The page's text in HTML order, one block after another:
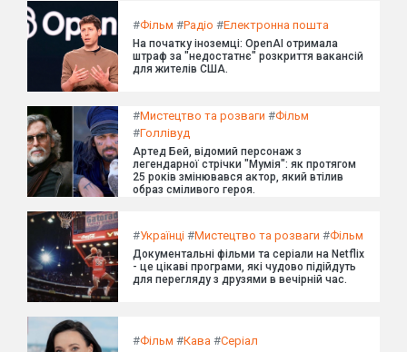
#Фільм #Радіо #Електронна пошта
На початку іноземці: OpenAI отримала
штраф за "недостатнє" розкриття вакансій
для жителів США.
#Мистецтво та розваги #Фільм
#Голлівуд
Артед Бей, відомий персонаж з
легендарної стрічки "Мумія": як протягом
25 років змінювався актор, який втілив
образ сміливого героя.
#Українці #Мистецтво та розваги #Фільм
Документальні фільми та серіали на Netflix
- це цікаві програми, які чудово підійдуть
для перегляду з друзями в вечірній час.
#Фільм #Кава #Серіал